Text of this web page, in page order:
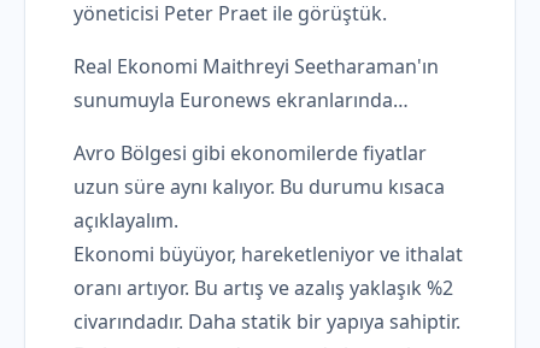
yöneticisi Peter Praet ile görüştük.
Real Ekonomi Maithreyi Seetharaman'ın
sunumuyla Euronews ekranlarında…
Avro Bölgesi gibi ekonomilerde fiyatlar
uzun süre aynı kalıyor. Bu durumu kısaca
açıklayalım.
Ekonomi büyüyor, hareketleniyor ve ithalat
oranı artıyor. Bu artış ve azalış yaklaşık %2
civarındadır. Daha statik bir yapıya sahiptir.